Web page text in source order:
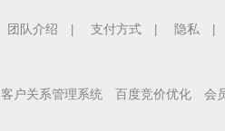
团队介绍 支付方式 隐私
客户关系管理系统 百度竞价优化 会